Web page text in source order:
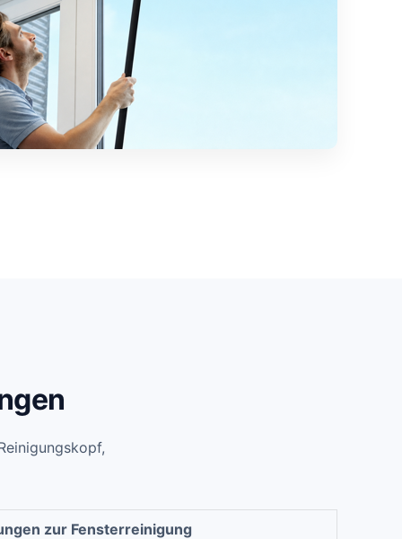
zur Fensterreinigung